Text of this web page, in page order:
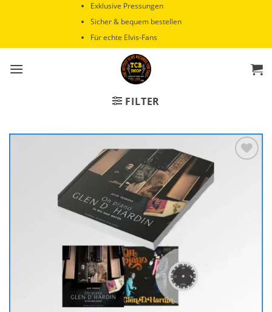
Exklusive Pressungen
Sicher & bequem bestellen
Für echte Elvis-Fans
FILTER
Wunschliste